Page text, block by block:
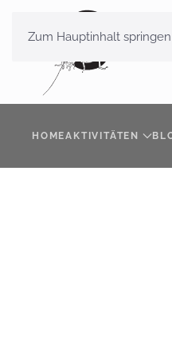
Zum Hauptinhalt springen
HOMEAKTIVITÄTEN